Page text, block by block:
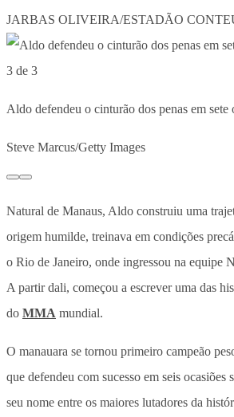
JARBAS OLIVEIRA/ESTADÃO
3 de 3
Aldo defendeu o cinturão dos penas em sete
Steve Marcus/Getty Images
Natural de Manaus, Aldo construiu uma
origem humilde, treinava em condições
o Rio de Janeiro, onde ingressou na equipe
A partir dali, começou a escrever uma das
do MMA mundial.
O manauara se tornou primeiro campeão
que defendeu com sucesso em seis ocasiões
seu nome entre os maiores lutadores da